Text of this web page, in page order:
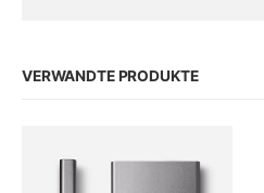
VERWANDTE PRODUKTE